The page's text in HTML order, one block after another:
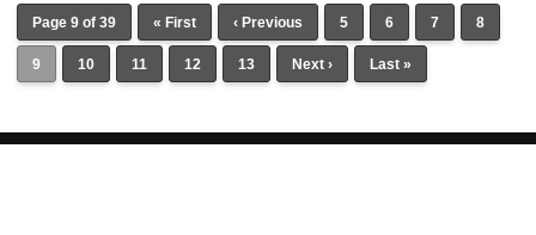
Page 9 of 39 « First ‹ Previous 5 6 7 8
9 10 11 12 13 Next › Last »